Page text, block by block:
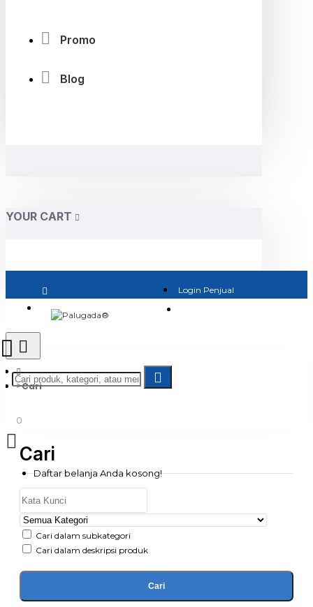
Promo
Blog
YOUR CART
Login Penjual
0
Daftar belanja Anda kosong!
Cari
Cari
Cari dalam subkategori
Cari dalam deskripsi produk
Cari